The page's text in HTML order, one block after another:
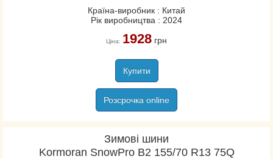
Країна-виробник : Китай
Рік виробництва : 2024
Ціна: 1928грн
Купити
Розсрочка online
Зимові шини
Kormoran SnowPro B2 155/70 R13 75Q